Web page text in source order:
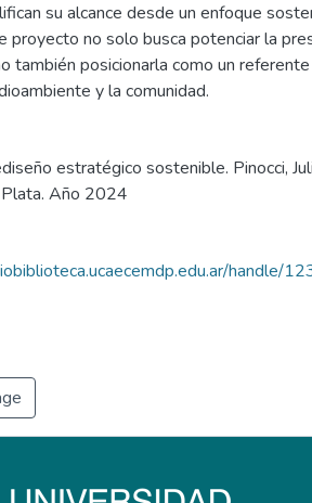
su alcance desde un enfoque
proyecto no solo busca potenciar la
también posicionarla como un
y la comunidad.
estratégico sostenible. Pinocci,
Año 2024
handle/